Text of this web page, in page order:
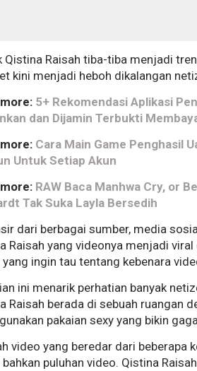
Qistina Raisah tiba-tiba menjadi
kini menjadi heboh dikalangan
5+ Rekomendasi Aplikasi
dan Dijamin Terbukti
Cara Main Game Penghasil
Untuk Setiap Akun
RAW Baca Manhwa Cry, or
Tak Suka Layla Bersedih
dari berbagai sumber, media
Raisah yang videonya menjadi
yang ingin tau tentang kebenara
ini menarik perhatian banyak
Raisah berada di sebuah ruangan
pakaian sexy yang bikin
video yang beredar dari beberapa
bahkan puluhan video. Qistina Raisah